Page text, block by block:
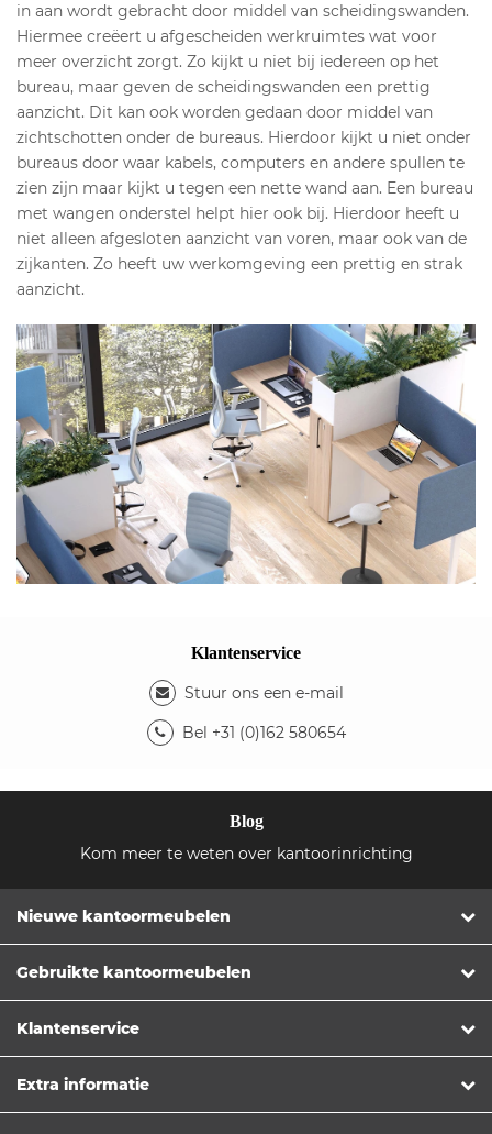
in aan wordt gebracht door middel van scheidingswanden.
Hiermee creëert u afgescheiden werkruimtes wat voor
meer overzicht zorgt. Zo kijkt u niet bij iedereen op het
bureau, maar geven de scheidingswanden een prettig
aanzicht. Dit kan ook worden gedaan door middel van
zichtschotten onder de bureaus. Hierdoor kijkt u niet onder
bureaus door waar kabels, computers en andere spullen te
zien zijn maar kijkt u tegen een nette wand aan. Een bureau
met wangen onderstel helpt hier ook bij. Hierdoor heeft u
niet alleen afgesloten aanzicht van voren, maar ook van de
zijkanten. Zo heeft uw werkomgeving een prettig en strak
aanzicht.
Klantenservice
Stuur ons een e-mail
Bel +31 (0)162 580654
Blog
Kom meer te weten over kantoorinrichting
Nieuwe kantoormeubelen
Gebruikte kantoormeubelen
Klantenservice
Extra informatie